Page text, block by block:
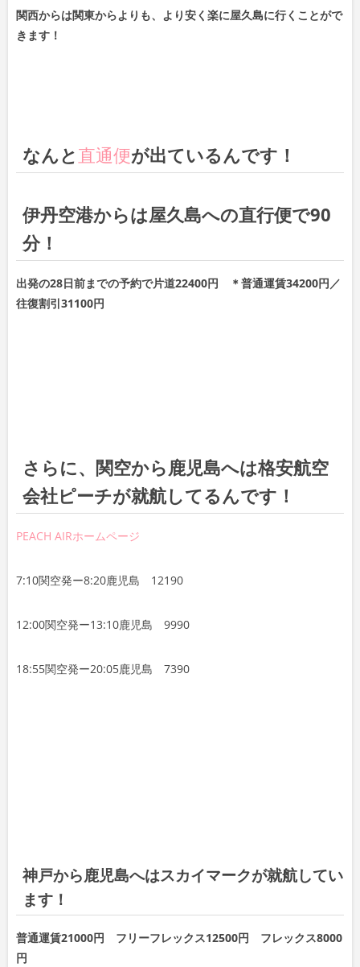
関西からは関東からよりも、より安く楽に屋久島に行くことがで
きます！
なんと直通便が出ているんです！
伊丹空港からは屋久島への直行便で90
分！
出発の28日前までの予約で片道22400円 ＊普通運賃34200円／
往復割引31100円
さらに、関空から鹿児島へは格安航空
会社ピーチが就航してるんです！
PEACH AIRホームページ
7:10関空発ー8:20鹿児島 12190
12:00関空発ー13:10鹿児島 9990
18:55関空発ー20:05鹿児島 7390
神戸から鹿児島へはスカイマークが就航してい
ます！
普通運賃21000円 フリーフレックス12500円 フレックス8000
円